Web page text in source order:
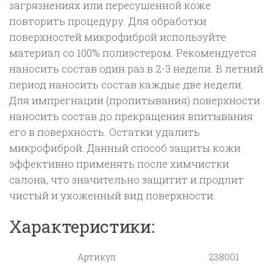
загрязнениях или пересушенной коже
повторить процедуру. Для обработки
поверхностей микрофиброй используйте
материал со 100% полиэстером. Рекомендуется
наносить состав один раз в 2-3 недели. В летний
период наносить состав каждые две недели.
Для импрегнации (пропитывания) поверхности
наносить состав до прекращения впитывания
его в поверхность. Остатки удалить
микрофиброй. Данный способ защиты кожи
эффективно применять после химчистки
салона, что значительно защитит и продлит
чистый и ухоженный вид поверхности.
Характеристики:
Артикул
238001